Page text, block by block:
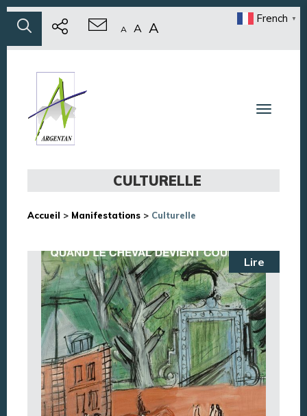
A A A
French ▼
Toggle
CULTURELLE
Accueil > Manifestations > Culturelle
Lire